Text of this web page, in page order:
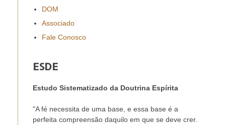
DOM
Associado
Fale Conosco
ESDE
Estudo Sistematizado da Doutrina Espírita
"A fé necessita de uma base, e essa base é a
perfeita compreensão daquilo em que se deve crer.